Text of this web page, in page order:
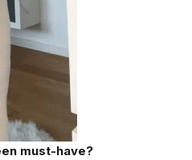
must-have?